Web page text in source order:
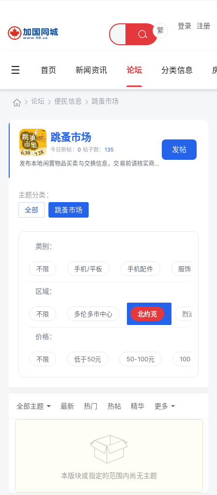
繁
登录 注册
☰ 首页 新闻资讯 论坛 分类信息
国
同
城
»
论坛
›
便民信息
›
跳蚤市场
跳蚤市场
今日新帖： 0 帖子数： 135
发布本地闲置物品买卖与交换信息，交易前请核实商品和身份。 📖 必读：
发帖
主题分类：
全部
跳蚤市场
类别：
不限 手机/平板 手机配件 服饰鞋帽
区域：
不限 多伦多市中心 北约克 烈治文山
价格：
不限 低于50元 50-100元 100-300元
全部主题 最新 热门 热帖 精华 更多
本版块或指定的范围内尚无主题